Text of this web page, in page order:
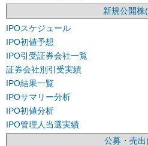
新規公開株
IPOスケジュール
IPO初値予想
IPO引受証券会社一覧
証券会社別引受実績
IPO結果一覧
IPOサマリー分析
IPO初値分析
IPO管理人当選実績
公募・売出